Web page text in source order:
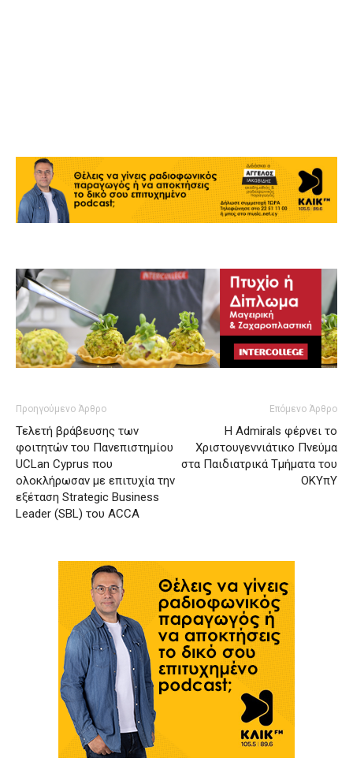
Προηγούμενο Άρθρο
Τελετή βράβευσης των
φοιτητών του Πανεπιστημίου
UCLan Cyprus που
ολοκλήρωσαν με επιτυχία την
εξέταση Strategic Business
Leader (SBL) του ACCA
Επόμενο Άρθρο
Η Αdmirals φέρνει το
Χριστουγεννιάτικο Πνεύμα
στα Παιδιατρικά Τμήματα του
ΟΚΥπΥ